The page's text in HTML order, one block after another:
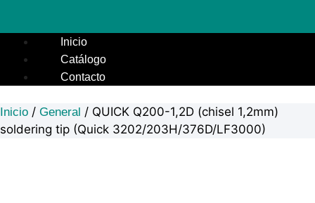
Inicio
Catálogo
Contacto
Inicio / General / QUICK Q200-1,2D (chisel 1,2mm)
soldering tip (Quick 3202/203H/376D/LF3000)